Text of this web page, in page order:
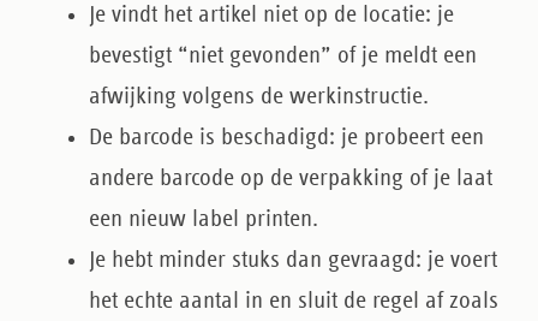
Je vindt het artikel niet op de locatie: je
bevestigt “niet gevonden” of je meldt een
afwijking volgens de werkinstructie.
De barcode is beschadigd : je probeert een
andere barcode op de verpakking of je laat
een nieuw label printen.
Je hebt minder stuks dan gevraagd : je voert
het echte aantal in en sluit de regel af zoals